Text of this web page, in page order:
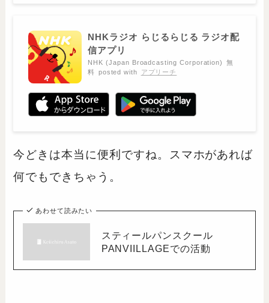
NHKラジオ らじるらじる ラジオ配
信アプリ
NHK (Japan Broadcasting Corporation)
無
料 posted with アプリーチ
今どきは本当に便利ですね。スマホがあれば
何でもできちゃう。
あわせて読みたい
スティールパンスクール
PANVIILLAGEでの活動